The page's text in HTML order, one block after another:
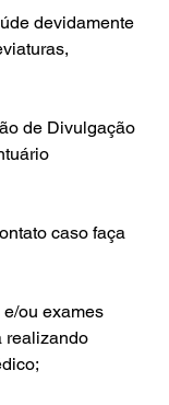
devidamente
de Divulgação
caso faça
ou exames
realizando